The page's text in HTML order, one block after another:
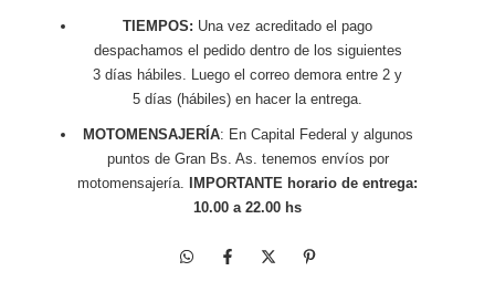
TIEMPOS: Una vez acreditado el pago
despachamos el pedido dentro de los siguientes
3 días hábiles. Luego el correo demora entre 2 y
5 días (hábiles) en hacer la entrega.
MOTOMENSAJERÍA: En Capital Federal y algunos
puntos de Gran Bs. As. tenemos envíos por
motomensajería.
IMPORTANTE horario de entrega:
10.00 a 22.00 hs